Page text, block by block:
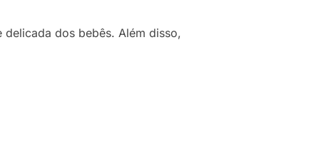
dos bebês. Além disso,